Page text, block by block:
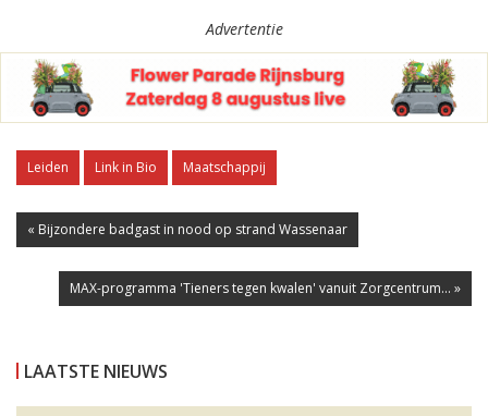
Advertentie
Leiden Link in Bio Maatschappij
« Bijzondere badgast in nood op strand Wassenaar
MAX-programma 'Tieners tegen kwalen' vanuit Zorgcentrum... »
LAATSTE NIEUWS